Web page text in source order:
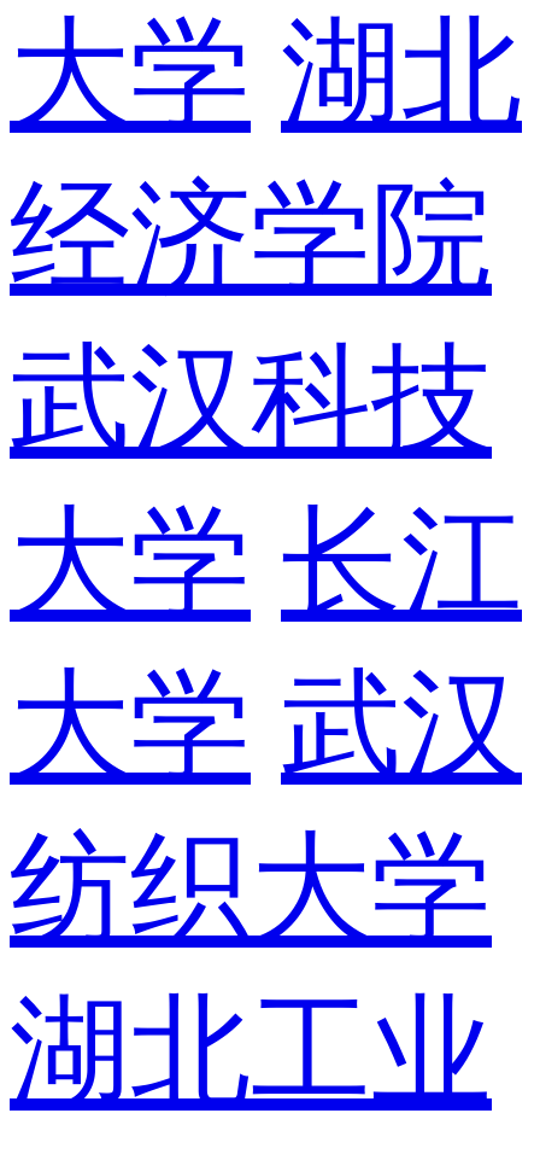
大学 湖北
经济学院
武汉科技
大学 长江
大学 武汉
纺织大学
湖北工业